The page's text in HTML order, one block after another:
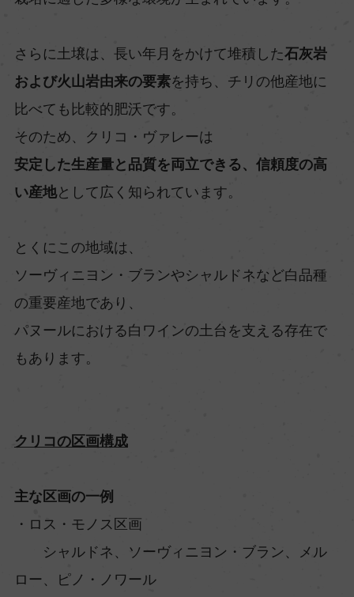
さらに土壌は、長い年月をかけて堆積した石灰岩
および火山岩由来の要素を持ち、チリの他産地に
比べても比較的肥沃です。
そのため、クリコ・ヴァレーは
安定した生産量と品質を両立できる、信頼度の高
い産地として広く知られています。
とくにこの地域は、
ソーヴィニヨン・ブランやシャルドネなど白品種
の重要産地であり、
パヌールにおける白ワインの土台を支える存在で
もあります。
クリコの区画構成
主な区画の一例
・ロス・モノス区画
シャルドネ、ソーヴィニヨン・ブラン、メル
ロー、ピノ・ノワール